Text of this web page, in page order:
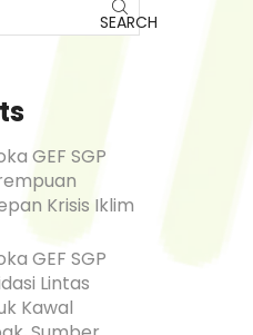
SEARCH
GEF SGP
Krisis Iklim
GEF SGP
Lintas
Kawal